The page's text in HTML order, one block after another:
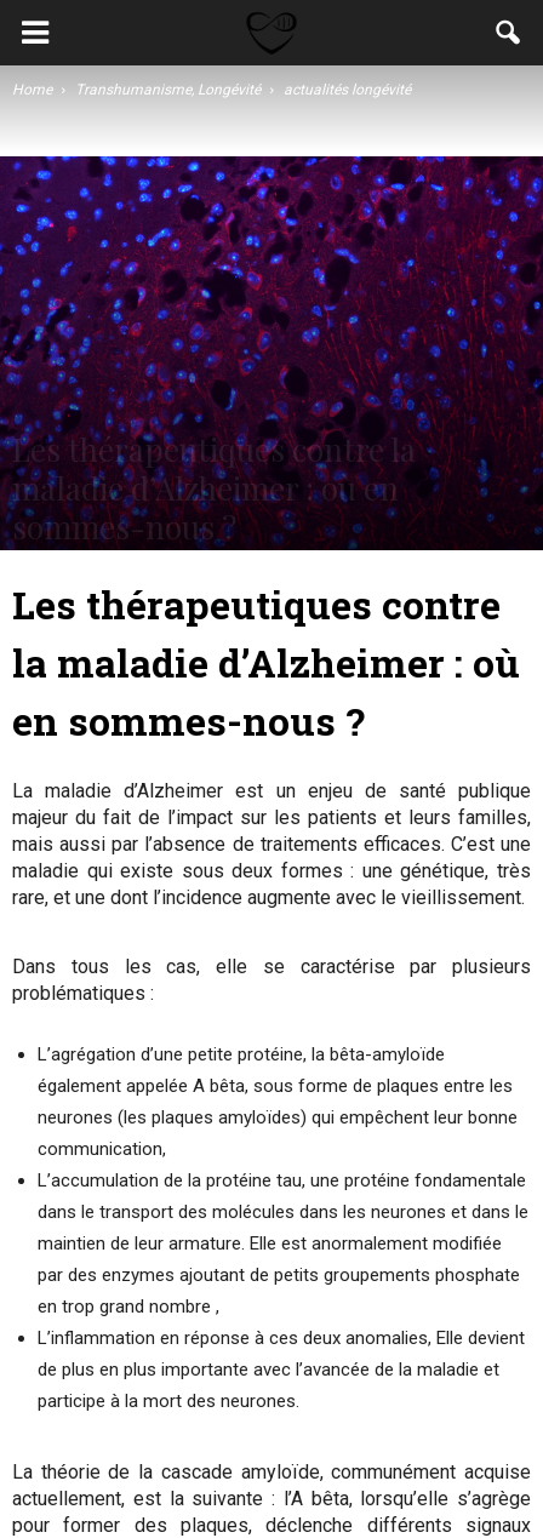
Home Transhumanisme, Longévité actualités longévité
Les thérapeutiques contre la
maladie d’Alzheimer : où en
sommes-nous ?
Les thérapeutiques contre
la maladie d’Alzheimer : où
en sommes-nous ?
La maladie d’Alzheimer est un enjeu de santé publique
majeur du fait de l’impact sur les patients et leurs familles,
mais aussi par l’absence de traitements efficaces. C’est une
maladie qui existe sous deux formes : une génétique, très
rare, et une dont l’incidence augmente avec le vieillissement.
Dans tous les cas, elle se caractérise par plusieurs
problématiques :
L’agrégation d’une petite protéine, la bêta-amyloïde
également appelée A bêta, sous forme de plaques entre les
neurones (les plaques amyloïdes) qui empêchent leur bonne
communication,
L’accumulation de la protéine tau, une protéine fondamentale
dans le transport des molécules dans les neurones et dans le
maintien de leur armature. Elle est anormalement modifiée
par des enzymes ajoutant de petits groupements phosphate
en trop grand nombre ,
L’inflammation en réponse à ces deux anomalies, Elle devient
de plus en plus importante avec l’avancée de la maladie et
participe à la mort des neurones.
La théorie de la cascade amyloïde, communément acquise
actuellement, est la suivante : l’A bêta, lorsqu’elle s’agrège
pour former des plaques, déclenche différents signaux